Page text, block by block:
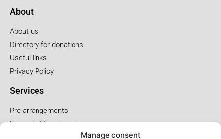
Manage consent
About
About us
Directory for donations
Useful links
Privacy Policy
Services
Pre-arrangements
Funeral at the church